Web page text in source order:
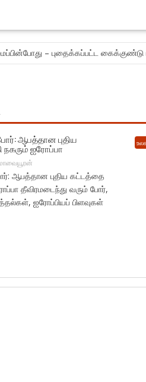
– புதைக்கப்பட்ட கைக்குண்டு
ஆபத்தான புதிய
ஐரோப்பா
ஆபத்தான புதிய கட்டத்தை
தீவிரமடைந்து வரும் போர்,
ஐரோப்பியப் பிளவுகள்